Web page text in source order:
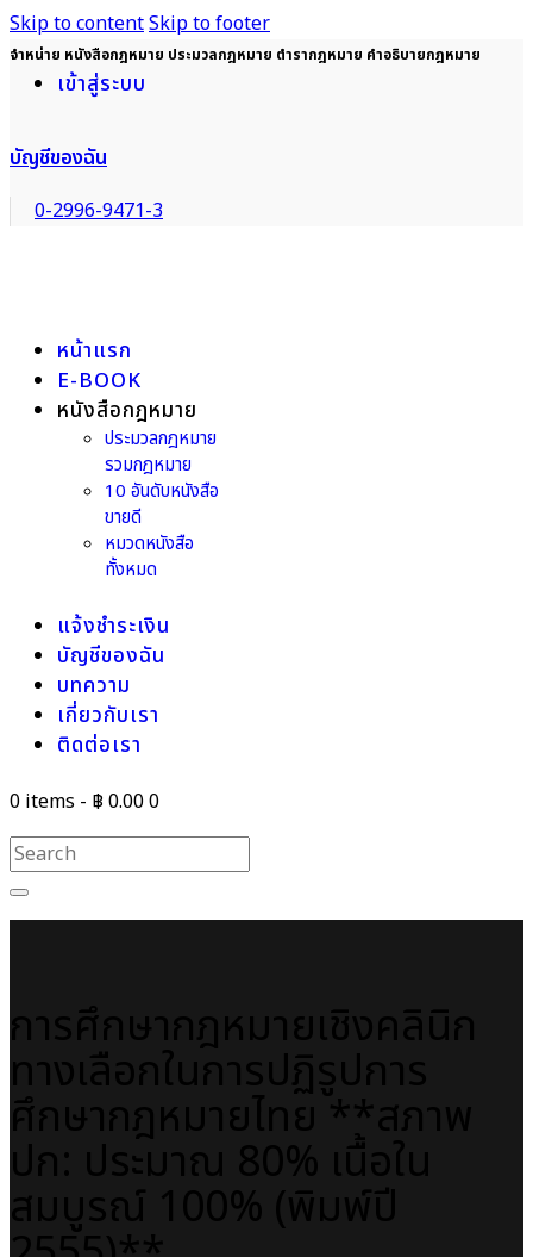
Skip to contentSkip to footer
จำหน่าย หนังสือกฎหมาย ประมวลกฎหมาย ตำรากฎหมาย คำอธิบายกฎหมาย
เข้าสู่ระบบ
บัญชีของฉัน
0-2996-9471-3
หน้าแรก
E-BOOK
หนังสือกฎหมาย
ประมวลกฎหมาย
รวมกฎหมาย
10 อันดับหนังสือ
ขายดี
หมวดหนังสือ
ทั้งหมด
แจ้งชำระเงิน
บัญชีของฉัน
บทความ
เกี่ยวกับเรา
ติดต่อเรา
0 items - ฿ 0.000